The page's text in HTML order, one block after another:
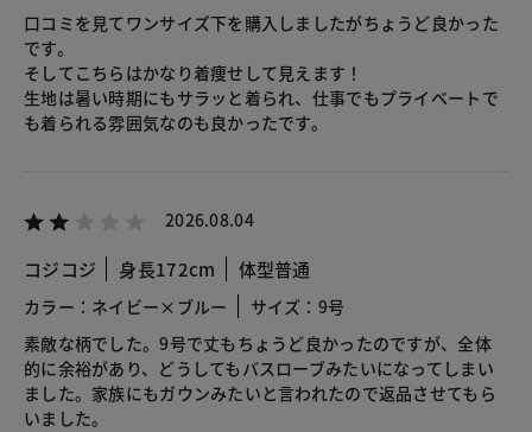
口コミを見てワンサイズ下を購入しましたがちょうど良かった
です。
そしてこちらはかなり着痩せして見えます！
生地は暑い時期にもサラッと着られ、仕事でもプライベートで
も着られる雰囲気なのも良かったです。
2026.08.04
コジコジ 身長172cm 体型普通
カラー：ネイビー×ブルー
サイズ：9号
素敵な柄でした。9号で丈もちょうど良かったのですが、全体
的に余裕があり、どうしてもバスローブみたいになってしまい
ました。家族にもガウンみたいと言われたので返品させてもら
いました。